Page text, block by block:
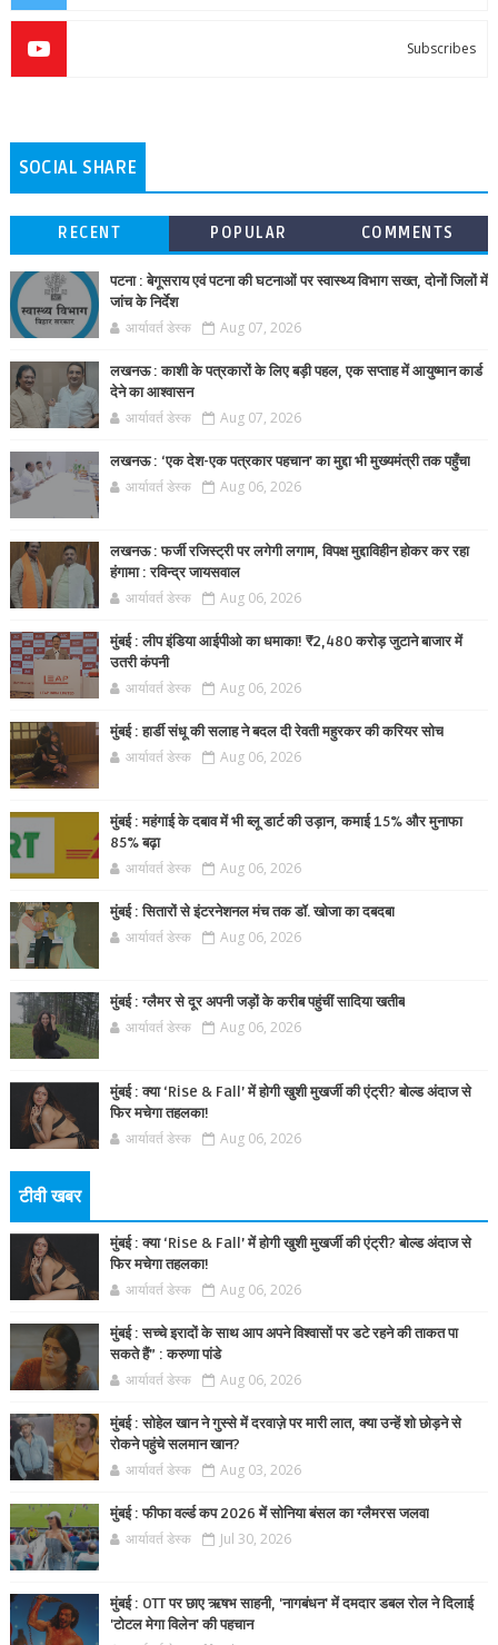
Subscribes
SOCIAL SHARE
RECENT POPULAR COMMENTS
पटना : बेगूसराय एवं पटना की घटनाओं पर स्वास्थ्य विभाग सख्त, दोनों जिलों में
जांच के निर्देश
आर्यावर्त डेस्क Aug 07, 2026
लखनऊ : काशी के पत्रकारों के लिए बड़ी पहल, एक सप्ताह में आयुष्मान कार्ड
देने का आश्वासन
आर्यावर्त डेस्क Aug 07, 2026
लखनऊ : ‘एक देश-एक पत्रकार पहचान’ का मुद्दा भी मुख्यमंत्री तक पहुँचा
आर्यावर्त डेस्क Aug 06, 2026
लखनऊ : फर्जी रजिस्ट्री पर लगेगी लगाम, विपक्ष मुद्दाविहीन होकर कर रहा
हंगामा : रविन्द्र जायसवाल
आर्यावर्त डेस्क Aug 06, 2026
मुंबई : लीप इंडिया आईपीओ का धमाका! ₹2,480 करोड़ जुटाने बाजार में
उतरी कंपनी
आर्यावर्त डेस्क Aug 06, 2026
मुंबई : हार्डी संधू की सलाह ने बदल दी रेवती महुरकर की करियर सोच
आर्यावर्त डेस्क Aug 06, 2026
मुंबई : महंगाई के दबाव में भी ब्लू डार्ट की उड़ान, कमाई 15% और मुनाफा
85% बढ़ा
आर्यावर्त डेस्क Aug 06, 2026
मुंबई : सितारों से इंटरनेशनल मंच तक डॉ. खोजा का दबदबा
आर्यावर्त डेस्क Aug 06, 2026
मुंबई : ग्लैमर से दूर अपनी जड़ों के करीब पहुंचीं सादिया खतीब
आर्यावर्त डेस्क Aug 06, 2026
मुंबई : क्या ‘Rise & Fall’ में होगी खुशी मुखर्जी की एंट्री? बोल्ड अंदाज से
फिर मचेगा तहलका!
आर्यावर्त डेस्क Aug 06, 2026
टीवी खबर
मुंबई : क्या ‘Rise & Fall’ में होगी खुशी मुखर्जी की एंट्री? बोल्ड अंदाज से
फिर मचेगा तहलका!
आर्यावर्त डेस्क Aug 06, 2026
मुंबई : सच्चे इरादों के साथ आप अपने विश्वासों पर डटे रहने की ताकत पा
सकते हैं” : करुणा पांडे
आर्यावर्त डेस्क Aug 06, 2026
मुंबई : सोहेल खान ने गुस्से में दरवाज़े पर मारी लात, क्या उन्हें शो छोड़ने से
रोकने पहुंचे सलमान खान?
आर्यावर्त डेस्क Aug 03, 2026
मुंबई : फीफा वर्ल्ड कप 2026 में सोनिया बंसल का ग्लैमरस जलवा
आर्यावर्त डेस्क Jul 30, 2026
मुंबई : OTT पर छाए ऋषभ साहनी, 'नागबंधन' में दमदार डबल रोल ने दिलाई
'टोटल मेगा विलेन' की पहचान